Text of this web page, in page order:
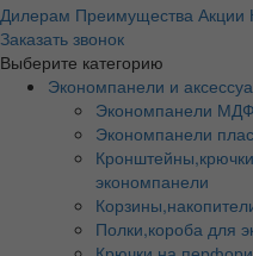
Дилерам Преимущества Акции
Заказать звонок
Выберите категорию
Экономпанели и
Экономпанели МДФ
Экономпанели
экономпанели
Полки,короба для